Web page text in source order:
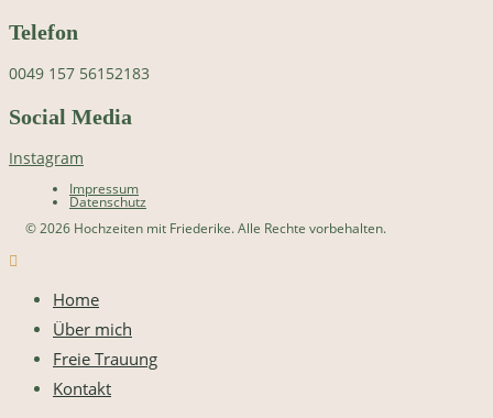
Telefon
0049 157 56152183
Social Media
Instagram
Impressum
Datenschutz
© 2026 Hochzeiten mit Friederike. Alle Rechte vorbehalten.
Home
Über mich
Freie Trauung
Kontakt